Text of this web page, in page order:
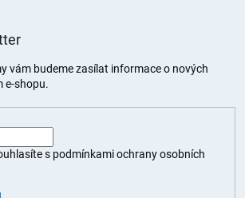
vám budeme zasílat informace o nových
e-shopu.
s podmínkami ochrany osobních